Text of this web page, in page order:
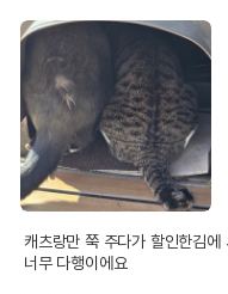
캐츠랑만 쭉 주다가 할인한김에
너무 다행이에요